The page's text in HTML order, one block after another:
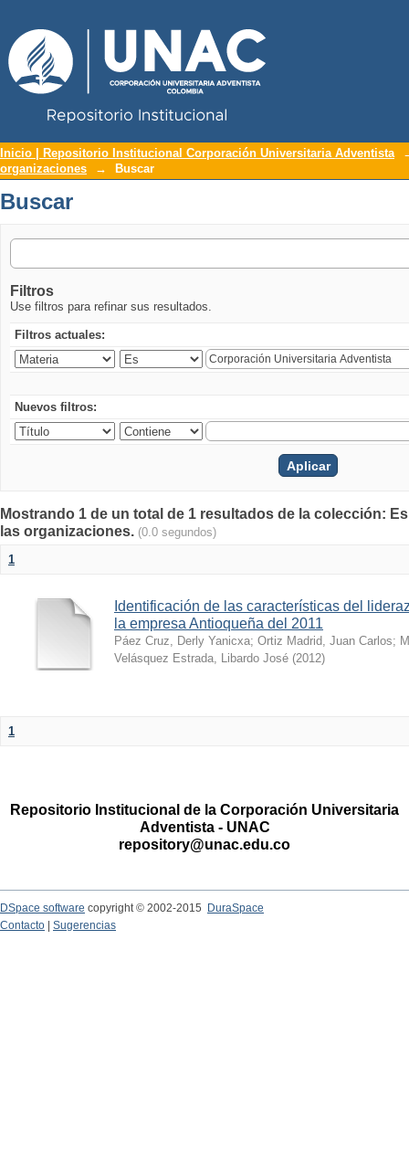
Buscar
Inicio | Repositorio Institucional Corporación Universitaria Adventista
organizaciones
→ Buscar
Buscar
Filtros
Use filtros para refinar sus resultados.
Filtros actuales:
Nuevos filtros:
Mostrando 1 de un total de 1 resultados de la colección:
las organizaciones. (0.0 segundos)
1
Identificación de las características del
la empresa Antioqueña del 2011
Páez Cruz, Derly Yanicxa; Ortiz Madrid, Juan Carlos;
Velásquez Estrada, Libardo José (2012)
1
Repositorio Institucional de la Corporación Universitaria
Adventista - UNAC
repository@unac.edu.co
DSpace software copyright © 2002-2015
DuraSpace
Contacto
Sugerencias